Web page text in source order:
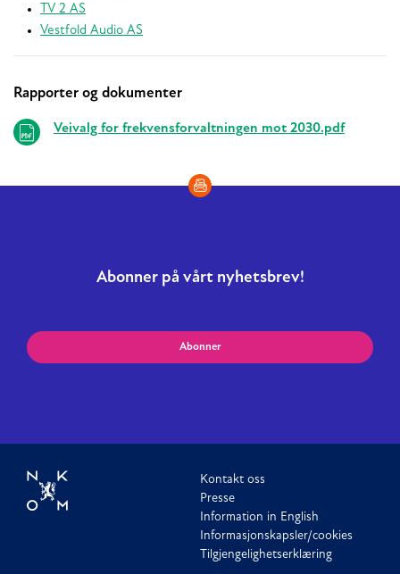
TV 2 AS
Vestfold Audio AS
Relaterte
Rapporter og dokumenter
Veivalg for frekvensforvaltningen mot 2030.pdf
Abonner på vårt nyhetsbrev!
Abonner
Kontakt oss
Presse
Information in English
Informasjonskapsler/cookies
Tilgjengelighetserklæring